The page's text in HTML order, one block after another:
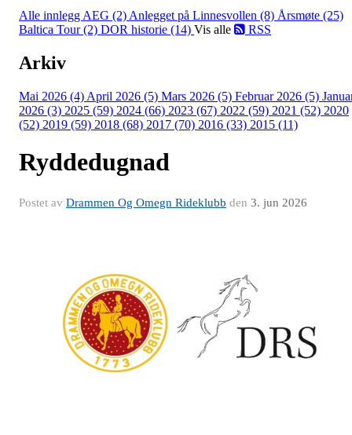
Alle innlegg AEG (2) Anlegget på Linnesvollen (8) Årsmøte (25)
Baltica Tour (2) DOR historie (14) Vis alle RSS
Arkiv
Mai 2026 (4) April 2026 (5) Mars 2026 (5) Februar 2026 (5)
2026 (3) 2025 (59) 2024 (66) 2023 (67) 2022 (59) 2021 (52) 2020
(52) 2019 (59) 2018 (68) 2017 (70) 2016 (33) 2015 (11)
Ryddedugnad
Postet av Drammen Og Omegn Rideklubb den 3. jun 2026